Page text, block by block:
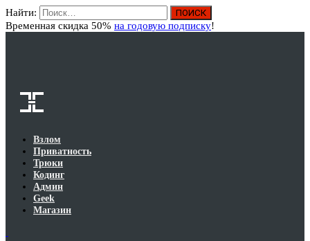
Найти:
Временная скидка 50% на годовую подписку!
Взлом
Приватность
Трюки
Кодинг
Админ
Geek
Магазин